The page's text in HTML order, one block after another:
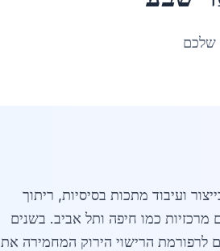
שלכם
ועיבוד מתכות בסיסיות, ריתוך
יחסית לערים מרכזיות כמו חיפה ותל אביב. בשנים
לרפורמת הרישוי הירוק המחמירה את